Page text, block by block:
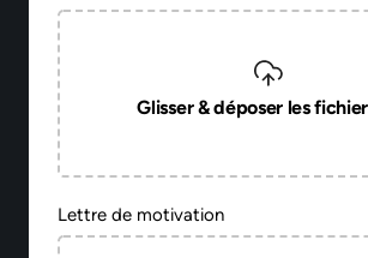
Glisser & déposer les
Lettre de motivation